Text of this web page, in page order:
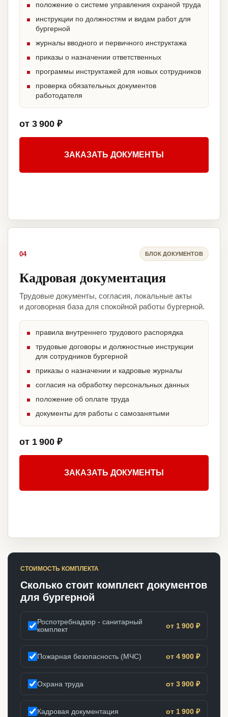
положение о системе управления охраной труда
инструкции по должностям и видам работ для
бургерной
журналы вводного и первичного инструктажа
приказы о назначении ответственных
программы инструктажей для новых сотрудников
проверка обязательных документов
работодателя
от 3 900 ₽
ЗАКАЗАТЬ ДОКУМЕНТЫ
04 БЛОК ДОКУМЕНТОВ
Кадровая документация
Трудовые документы, согласия, локальные акты
и договорная база для спокойной работы бургерной.
правила внутреннего трудового распорядка
трудовые договоры и должностные инструкции
для сотрудников бургерной
приказы о назначении и кадровые журналы
согласия на обработку персональных данных
положение об оплате труда
документы для работы с самозанятыми
от 1 900 ₽
ЗАКАЗАТЬ ДОКУМЕНТЫ
СТОИМОСТЬ КОМПЛЕКТА
Сколько стоит комплект документов
для бургерной
Роспотребнадзор - санитарный
комплект
от 1 900 ₽
Пожарная безопасность (МЧС) от 4 900 ₽
Охрана труда от 3 900 ₽
Кадровая документация от 1 900 ₽